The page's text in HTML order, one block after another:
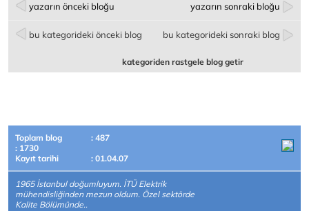
yazarın önceki bloğu yazarın sonraki bloğu
bu kategorideki önceki blog bu kategorideki sonraki blog
kategoriden rastgele blog getir
Toplam blog
: 487
: 1730
Kayıt tarihi
: 01.04.07
1965 İstanbul doğumluyum. İTÜ Elektrik
mühendisliğinden mezun oldum. Özel sektörde
Kalite Bölümünde..